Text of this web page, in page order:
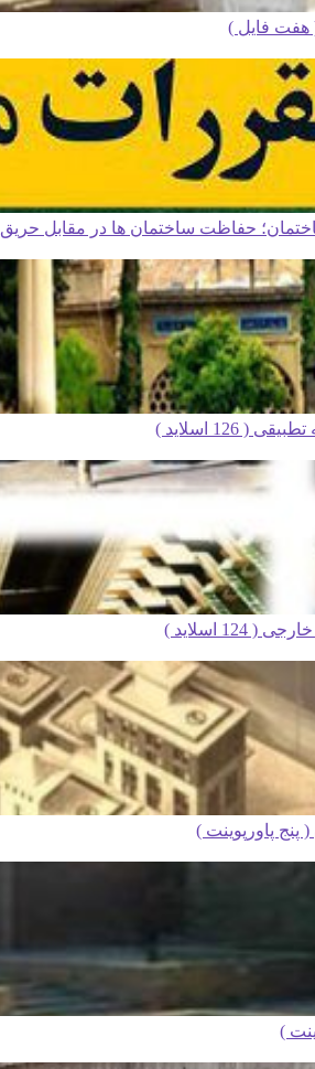
هفت فایل )
حفاظت ساختمان ها در مقابل حریق
اسلاید )
اسلاید )
پاورپوینت )